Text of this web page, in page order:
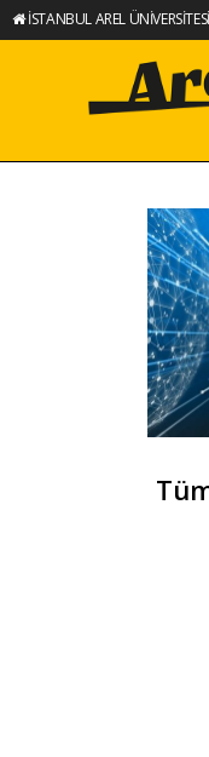
İSTANBUL AREL ÜNİVERSİTESİ